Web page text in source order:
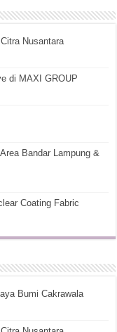
Nusantara
di MAXI GROUP
Bandar Lampung &
Coating Fabric
Bumi Cakrawala